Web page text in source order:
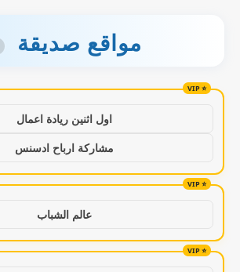
مواقع صديقة
اول اثنين ريادة اعمال
مشاركة ارباح ادسنس
عالم الشباب